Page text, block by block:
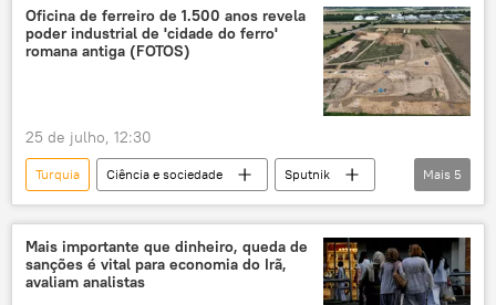
Donald Trump
Síria
Israel
Estados Unidos
Hezbollah
Al Jazeera
Oficina de ferreiro de 1.500 anos revela
poder industrial de 'cidade do ferro'
romana antiga (FOTOS)
25 de julho, 12:30
Turquia Ciência e sociedade
Sputnik
arqueólogos
arqueólogo
arquitetura
Arqueologia
sítio arqueológico
Mais 5
Mais importante que dinheiro, queda de
sanções é vital para economia do Irã,
avaliam analistas